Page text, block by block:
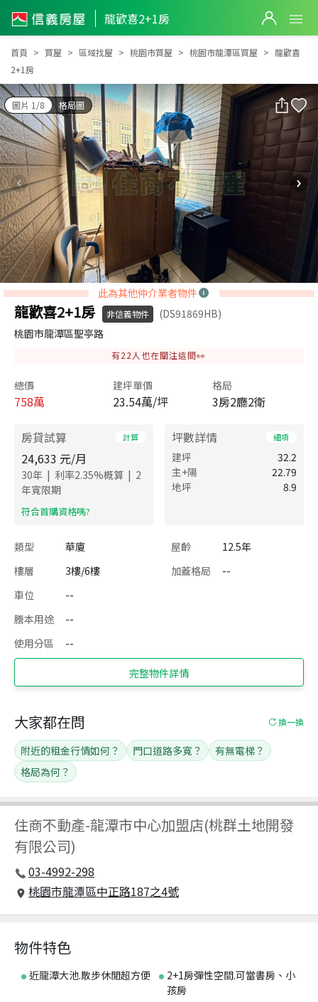
龍歡喜2+1房
龍歡喜2+1房
首頁 買屋 區域找屋 桃園市買屋 桃園市龍潭區買屋
龍歡喜
2+1房
圖片 1/8 格局圖
此為其他仲介業者物件
龍歡喜2+1房 非信義物件
(DS91869HB)
桃園市龍潭區聖亭路
有22 人也在關注這間👀
總價
758萬
建坪單價
23.54萬/坪
格局
3房2廳2衛
房貸試算 計算
24,633 元/月
30年 | 利率2.35%概算 | 2
年寬限期
​符合首購資格嗎?
坪數詳情 細項
建坪
32.2
主+陽
22.79
地坪
8.9
類型 華廈 屋齡
12.5年
樓層
3樓/6樓 加蓋格局
--
車位
--
謄本用途
--
使用分區
--
完整物件詳情
住商不動產-龍潭市中心加盟店(桃群土地開發
有限公司)
03-4992-298
桃園市龍潭區中正路187之4號
大家都在問 換一換
附近的租金行情如何？ 門口道路多寬？
有無電梯？
格局為何？
物件特色
近龍潭大池.散步休閒超方便
2+1房彈性空間.可當書房、小
孩房